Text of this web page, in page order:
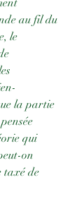
au fil du
le
la partie
qui
on
taxé de